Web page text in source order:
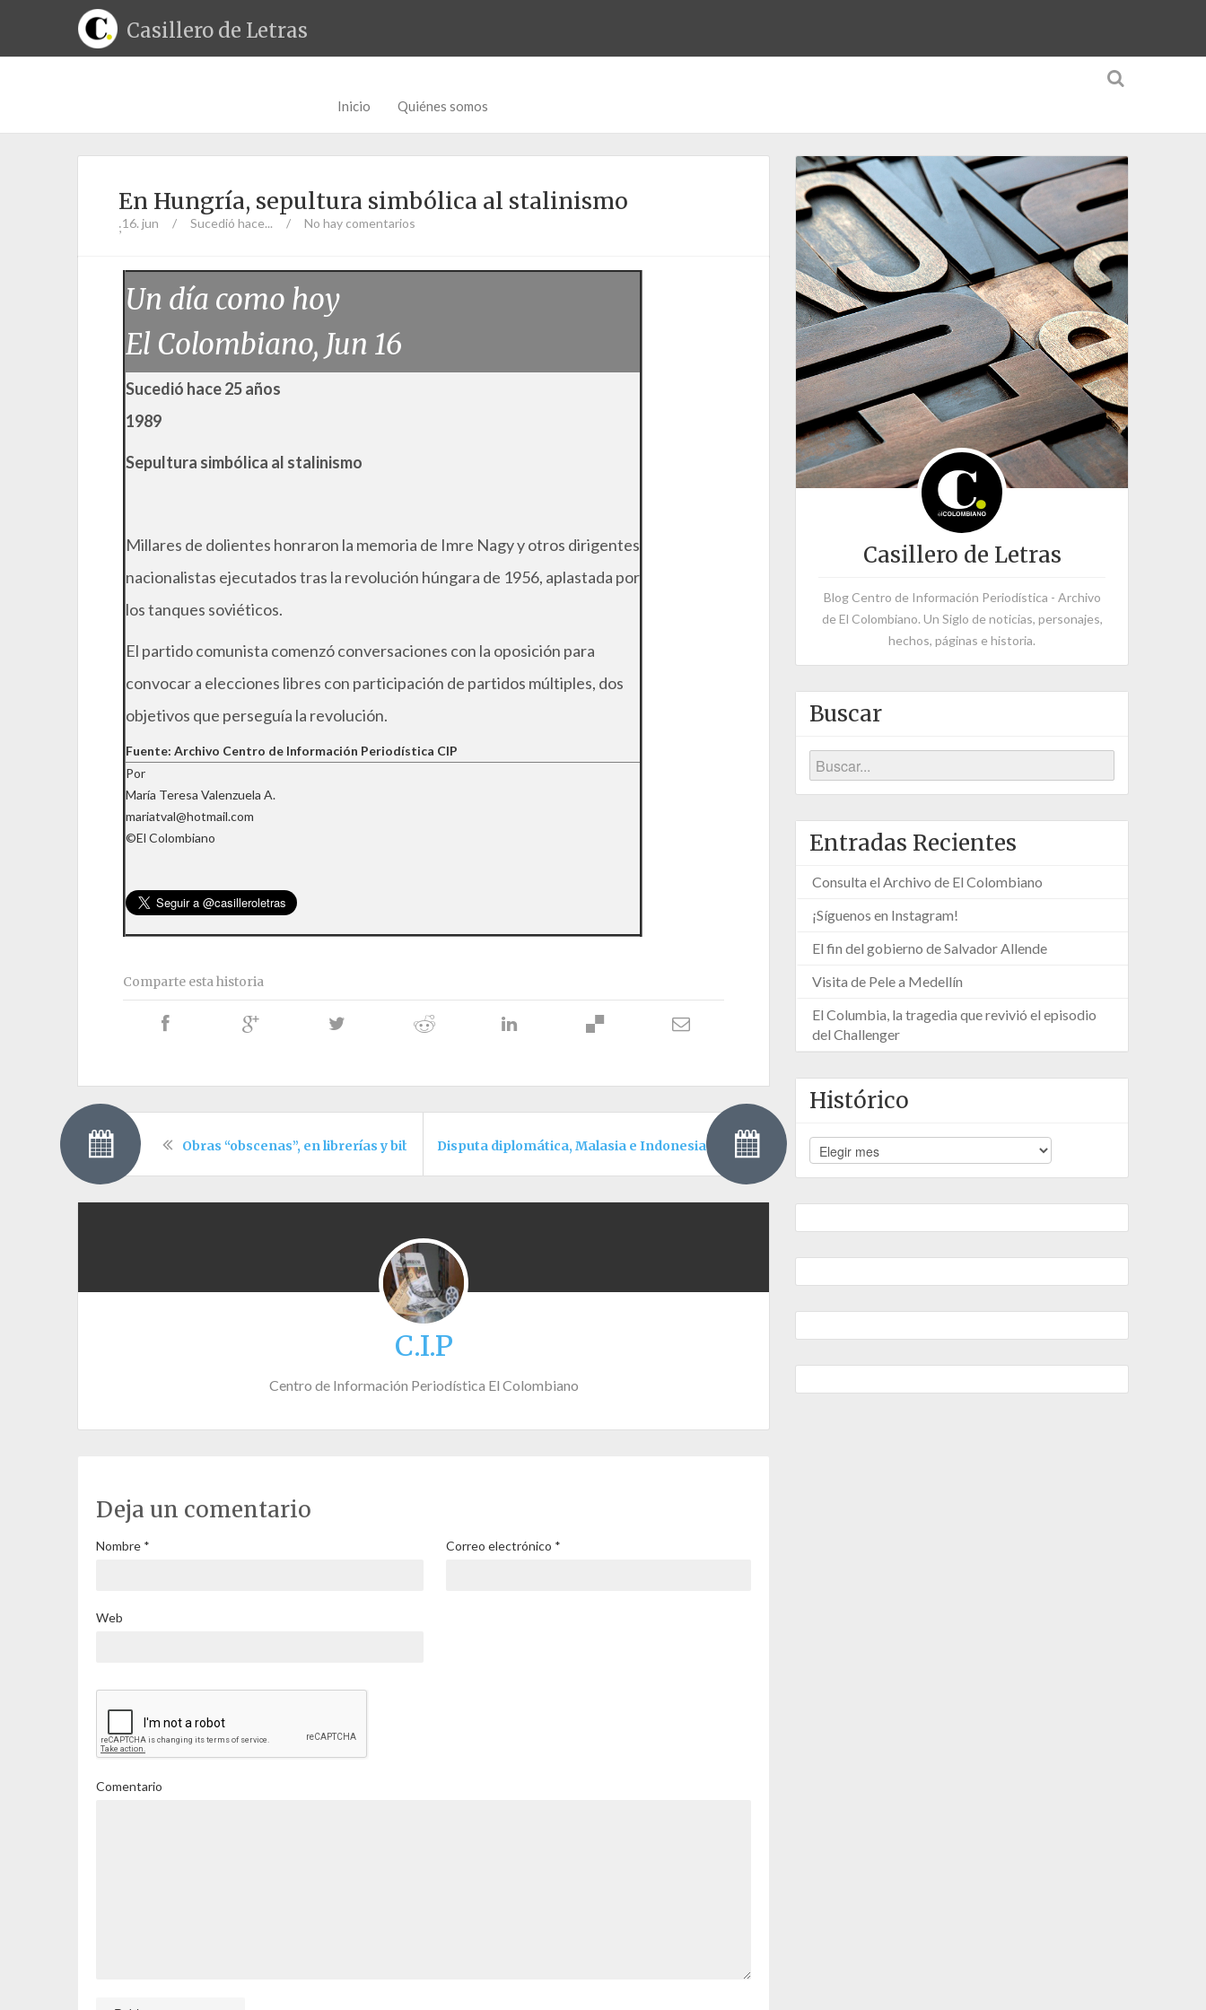
Casillero de Letras
Inicio Quiénes somos
En Hungría, sepultura simbólica al stalinismo
;16. jun / Sucedió hace... / No hay comentarios
Un día como hoy
El Colombiano, Jun 16
Sucedió hace 25 años
1989
Sepultura simbólica al stalinismo
Millares de dolientes honraron la memoria de Imre Nagy y otros dirigentes
nacionalistas ejecutados tras la revolución húngara de 1956, aplastada por
los tanques soviéticos.
El partido comunista comenzó conversaciones con la oposición para
convocar a elecciones libres con participación de partidos múltiples, dos
objetivos que perseguía la revolución.
Fuente: Archivo Centro de Información Periodística CIP
Por
María Teresa Valenzuela A.
mariatval@hotmail.com
©El Colombiano
Comparte esta historia
Obras “obscenas”, en librerías y bibliotecasDisputa diplomática, Malasia e Indonesia
C.I.P
Centro de Información Periodística El Colombiano
Deja un comentario
Nombre * Correo electrónico *
Web
Comentario
Casillero de Letras
Blog Centro de Información Periodística - Archivo
de El Colombiano. Un Siglo de noticias, personajes,
hechos, páginas e historia.
Buscar
Entradas Recientes
Consulta el Archivo de El Colombiano
¡Síguenos en Instagram!
El fin del gobierno de Salvador Allende
Visita de Pele a Medellín
El Columbia, la tragedia que revivió el episodio
del Challenger
Histórico